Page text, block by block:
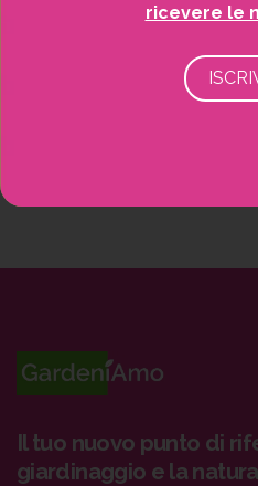
Il tuo nuovo punto di
giardinaggio e la natura
ricevere le